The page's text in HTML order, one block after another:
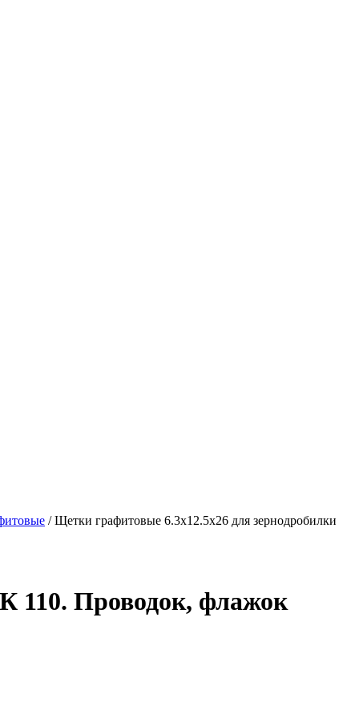
/ Щетки графитовые 6.3х12.5х26 для зернодробилки
110. Проводок, флажок